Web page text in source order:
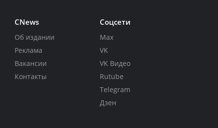
CNews
Об издании
Реклама
Вакансии
Контакты
Соцсети
Max
VK
VK Видео
Rutube
Telegram
Дзен